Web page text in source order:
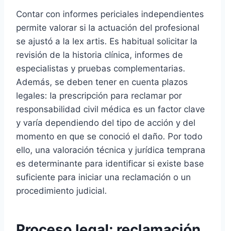
Contar con informes periciales independientes
permite valorar si la actuación del profesional
se ajustó a la lex artis. Es habitual solicitar la
revisión de la historia clínica, informes de
especialistas y pruebas complementarias.
Además, se deben tener en cuenta plazos
legales: la prescripción para reclamar por
responsabilidad civil médica es un factor clave
y varía dependiendo del tipo de acción y del
momento en que se conoció el daño. Por todo
ello, una valoración técnica y jurídica temprana
es determinante para identificar si existe base
suficiente para iniciar una reclamación o un
procedimiento judicial.